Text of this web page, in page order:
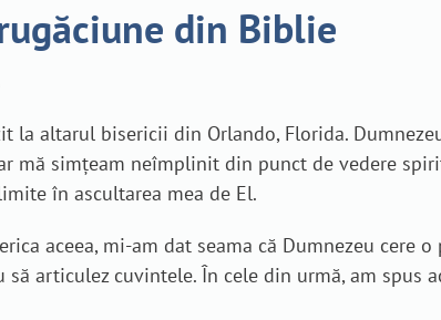
din Biblie
la altarul bisericii din Orlando, Florida.
mă simțeam neîmplinit din punct de vedere
în ascultarea mea de El.
aceea, mi-am dat seama că Dumnezeu cere
articulez cuvintele. În cele din urmă, am spus